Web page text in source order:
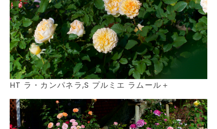
HT ラ・カンパネラ,S プルミエ ラムール＋